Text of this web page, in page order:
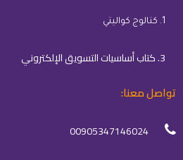
1. كتالوج كواليتي
3. كتاب أساسيات التسويق الإلكتروني
تواصل معنا:
00905347146024